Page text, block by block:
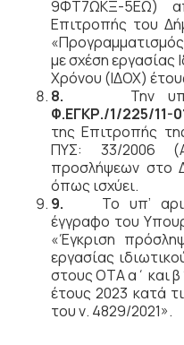
9ΦΤ7ΩΚΞ-5ΕΩ)
Επιτροπής του
με σχέση εργασίας
Χρόνου (ΙΔΟΧ)
8.
Την
Φ.ΕΓΚΡ./1/225/11-
της Επιτροπής
ΠΥΣ: 33/2006
προσλήψεων στο
όπως ισχύει.
9. Το υπ’
έγγραφο του
«Έγκριση
εργασίας
στους ΟΤΑ α΄ και
έτους 2023 κατά
του ν. 4829/2021».